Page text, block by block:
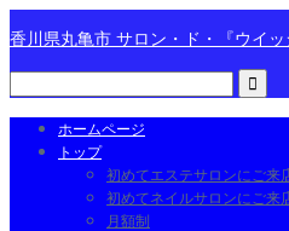
香川県丸亀市 サロン・ド・『ウイ
ホームページ
トップ
初めてエステサロンにご来
初めてネイルサロンにご来
月額制